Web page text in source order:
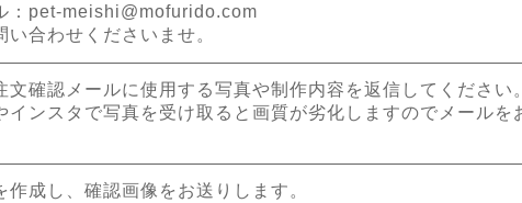
pet-meishi@mofurido.com
い合わせくださいませ。
確認メールに使用する写真や制作内容を返信してください。
インスタで写真を受け取ると画質が劣化しますのでメールを
作成し、確認画像をお送りします。